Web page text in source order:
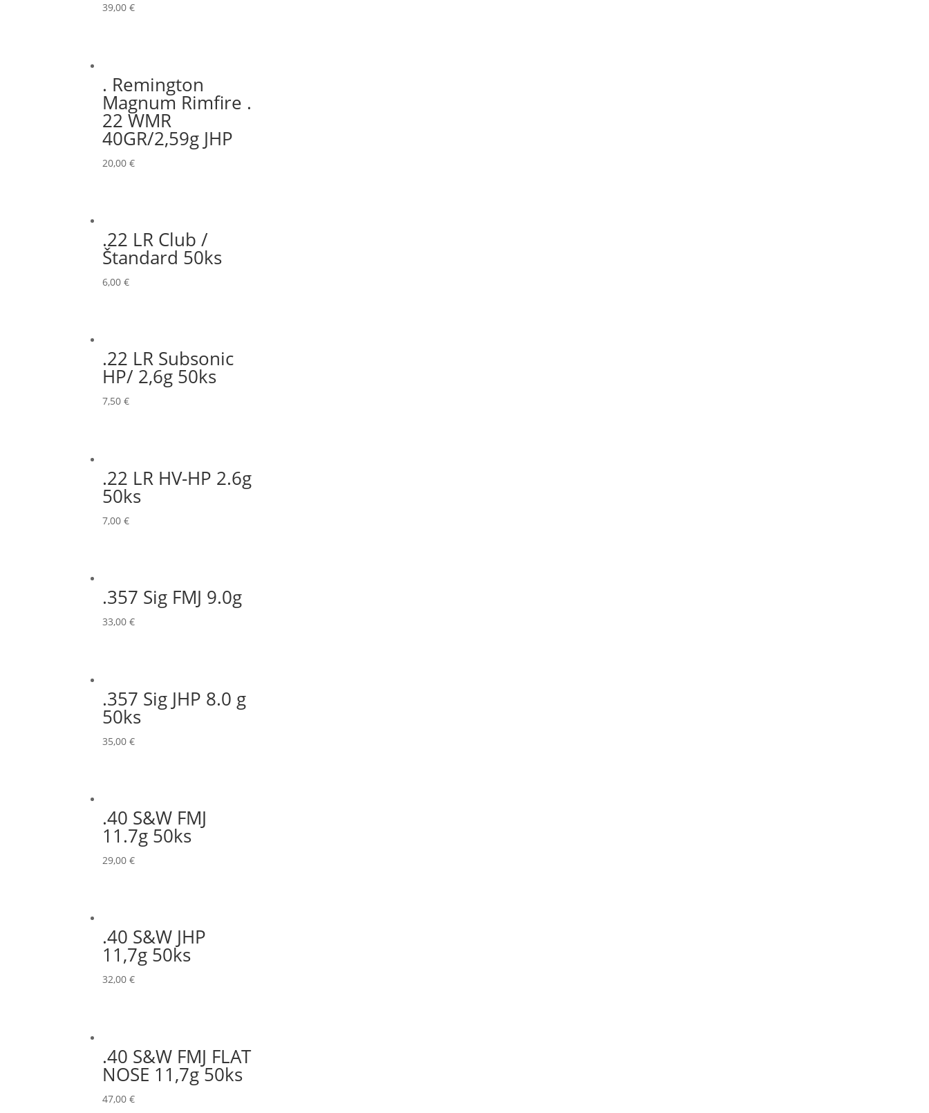
39,00€
. Remington
Magnum Rimfire .
22 WMR
40GR/2,59g JHP
20,00€
.22 LR Club /
Štandard 50ks
6,00€
.22 LR Subsonic
HP/ 2,6g 50ks
7,50€
.22 LR HV-HP 2.6g
50ks
7,00€
.357 Sig FMJ 9.0g
33,00€
.357 Sig JHP 8.0 g
50ks
35,00€
.40 S&W FMJ
11.7g 50ks
29,00€
.40 S&W JHP
11,7g 50ks
32,00€
.40 S&W FMJ FLAT
NOSE 11,7g 50ks
47,00€